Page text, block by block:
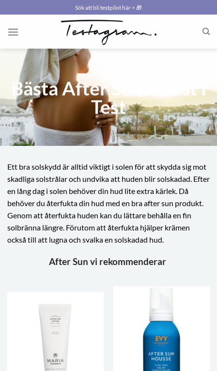
to
content
Sök att bli testpilot här > 🎁
Bästa After Sun » Bäst i
Test
Ett bra solskydd är alltid viktigt i solen för att skydda sig mot
skadliga solstrålar och undvika att huden blir solskadad. Efter
en lång dag i solen behöver din hud lite extra kärlek. Då
behöver du återfukta din hud med en bra after sun produkt.
Genom att återfukta huden kan du lättare behålla en fin
solbränna längre. Förutom att återfukta hjälper krämen
också till att lugna och svalka en solskadad hud.
After Sun vi rekommenderar